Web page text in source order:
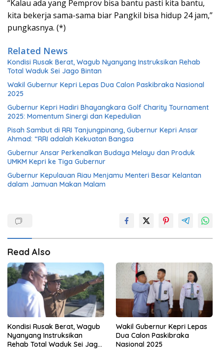
“Kalau ada yang Pemprov bisa bantu pasti kita bantu,
kita bekerja sama-sama biar Pangkil bisa hidup 24 jam,”
pungkasnya. (*)
Related News
Kondisi Rusak Berat, Wagub Nyanyang Instruksikan Rehab
Total Waduk Sei Jago Bintan
Wakil Gubernur Kepri Lepas Dua Calon Paskibraka Nasional
2025
Gubernur Kepri Hadiri Bhayangkara Golf Charity Tournament
2025: Momentum Sinergi dan Kepedulian
Pisah Sambut di RRI Tanjungpinang, Gubernur Kepri Ansar
Ahmad: “RRI adalah Kekuatan Bangsa
Gubernur Ansar Perkenalkan Budaya Melayu dan Produk
UMKM Kepri ke Tiga Gubernur
Gubernur Kepulauan Riau Menjamu Menteri Besar Kelantan
dalam Jamuan Makan Malam
Read Also
Kondisi Rusak Berat, Wagub
Nyanyang Instruksikan
Rehab Total Waduk Sei Jago
Wakil Gubernur Kepri Lepas
Dua Calon Paskibraka
Nasional 2025